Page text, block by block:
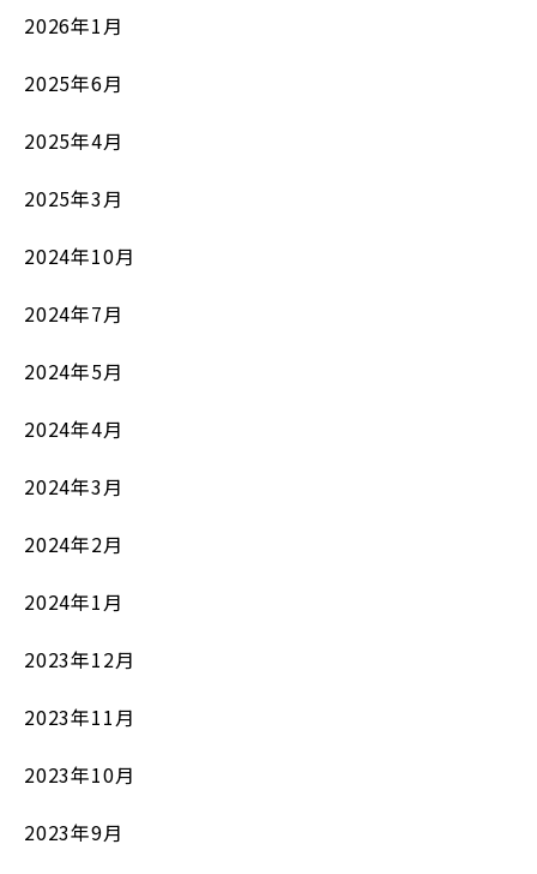
2026年1月
2025年6月
2025年4月
2025年3月
2024年10月
2024年7月
2024年5月
2024年4月
2024年3月
2024年2月
2024年1月
2023年12月
2023年11月
2023年10月
2023年9月